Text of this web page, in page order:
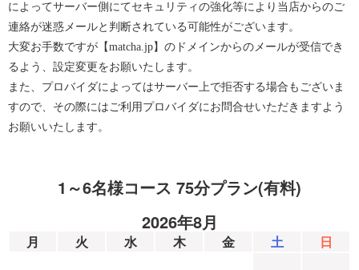
によってサーバー側にてセキュリティの強化等により当店からのご
連絡が迷惑メールと判断されている可能性がございます。
大変お手数ですが【matcha.jp】のドメインからのメールが受信でき
るよう、設定変更をお願いたします。
また、プロバイダによってはサーバー上で拒否する場合もございま
すので、その際にはご利用プロバイダにお問合せいただきますよう
お願いいたします。
1～6名様コース 75分プラン(有料)
2026年8月
月 火 水 木 金 土 日